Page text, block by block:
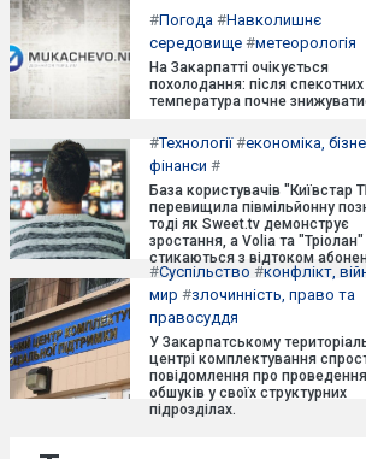
#Погода #Навколишнє
середовище #метеорологія
На Закарпатті очікується
похолодання: після спекотних
температура почне
#Технології#економіка,
фінанси #
База користувачів "Київстар
перевищила півмільйонну
тоді як Sweet.tv демонструє
зростання, а Volia та "Тріолан"
стикаються з відтоком
#Суспільство #конфлікт,
мир #злочинність, право та
правосуддя
У Закарпатському
центрі комплектування
повідомлення про проведення
обшуків у своїх структурних
підрозділах.